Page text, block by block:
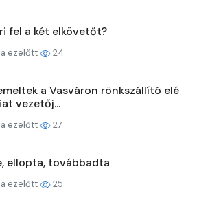
fel a két elkövetőt?
ezelőtt 24
a Vasváron rönkszállító elé
vezetőj...
ezelőtt 27
ellopta, továbbadta
ezelőtt 25